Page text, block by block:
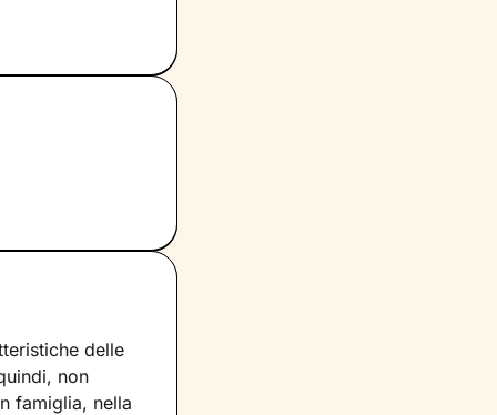
delle
non
famiglia, nella